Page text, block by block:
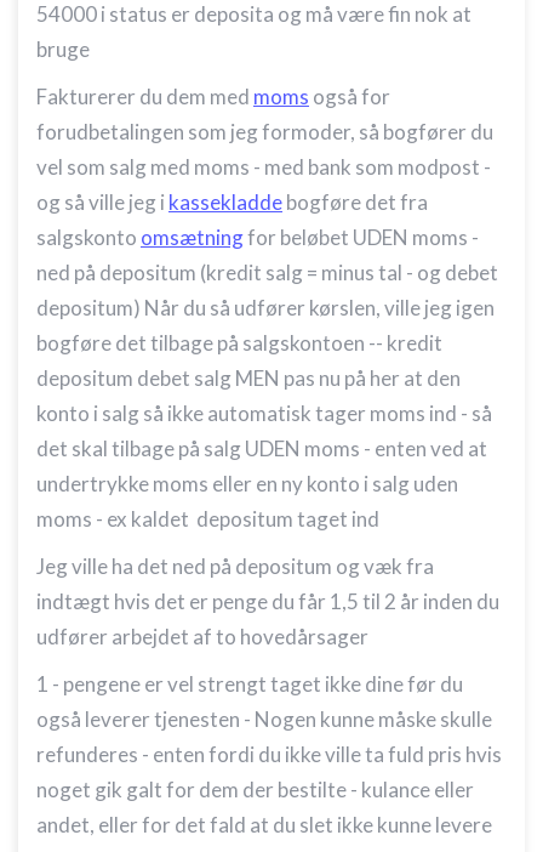
54000 i status er deposita og må være fin nok at
bruge
Fakturerer du dem med moms også for
forudbetalingen som jeg formoder, så bogfører du
vel som salg med moms - med bank som modpost -
og så ville jeg i kassekladdebogføre det fra
salgskonto omsætningfor beløbet UDEN moms -
ned på depositum (kredit salg = minus tal - og debet
depositum) Når du så udfører kørslen, ville jeg igen
bogføre det tilbage på salgskontoen -- kredit
depositum debet salg MEN pas nu på her at den
konto i salg så ikke automatisk tager moms ind - så
det skal tilbage på salg UDEN moms - enten ved at
undertrykke moms eller en ny konto i salg uden
moms - ex kaldet depositum taget ind
Jeg ville ha det ned på depositum og væk fra
indtægt hvis det er penge du får 1,5 til 2 år inden du
udfører arbejdet af to hovedårsager
1 - pengene er vel strengt taget ikke dine før du
også leverer tjenesten - Nogen kunne måske skulle
refunderes - enten fordi du ikke ville ta fuld pris hvis
noget gik galt for dem der bestilte - kulance eller
andet, eller for det fald at du slet ikke kunne levere